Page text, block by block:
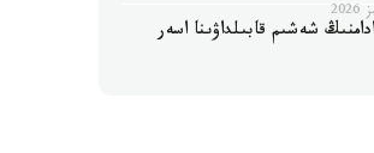
شەشىم قابىلداۋىنا اسەر